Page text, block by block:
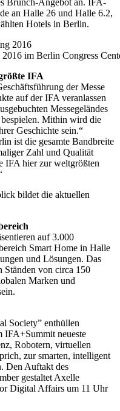
Brunch-Angebot an. IFA-
an Halle 26 und Halle 6.2,
Hotels in Berlin.
im Berlin Congress
IFA
der Messe
auf der IFA veranlassen
Messegeländes
Mithin wird die
Geschichte sein.“
ist die gesamte Bandbreite
Zahl und Qualität
IFA hier zur weltgrößten
bildet die aktuellen
auf 3.000
Smart Home in Halle
und Lösungen. Das
Ständen von circa 150
Marken und
Society” enthüllen
IFA+Summit neueste
Robotern, virtuellen
zur smarten, intelligent
Den Auftakt des
gestaltet Axelle
Digital Affairs um 11 Uhr